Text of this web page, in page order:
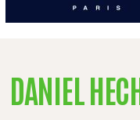
DANIEL